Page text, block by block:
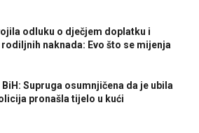
odluku o dječjem doplatku i
naknada: Evo što se mijenja
BiH: Supruga osumnjičena da je ubila
pronašla tijelo u kući